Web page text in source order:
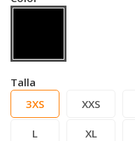
Talla
3XS
XXS
L XL